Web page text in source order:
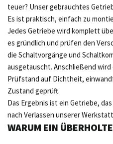
teuer? Unser gebrauchtes
Es ist praktisch, einfach zu
Jedes Getriebe wird komplett
es gründlich und prüfen den
die Schaltvorgänge und
ausgetauscht. Anschließend wird
Prüfstand auf Dichtheit,
Zustand geprüft.
Das Ergebnis ist ein Getriebe,
nach Verlassen unserer
WARUM EIN